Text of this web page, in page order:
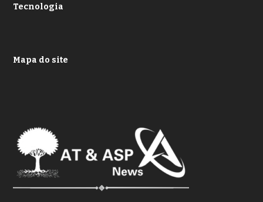
Tecnologia
Mapa do site